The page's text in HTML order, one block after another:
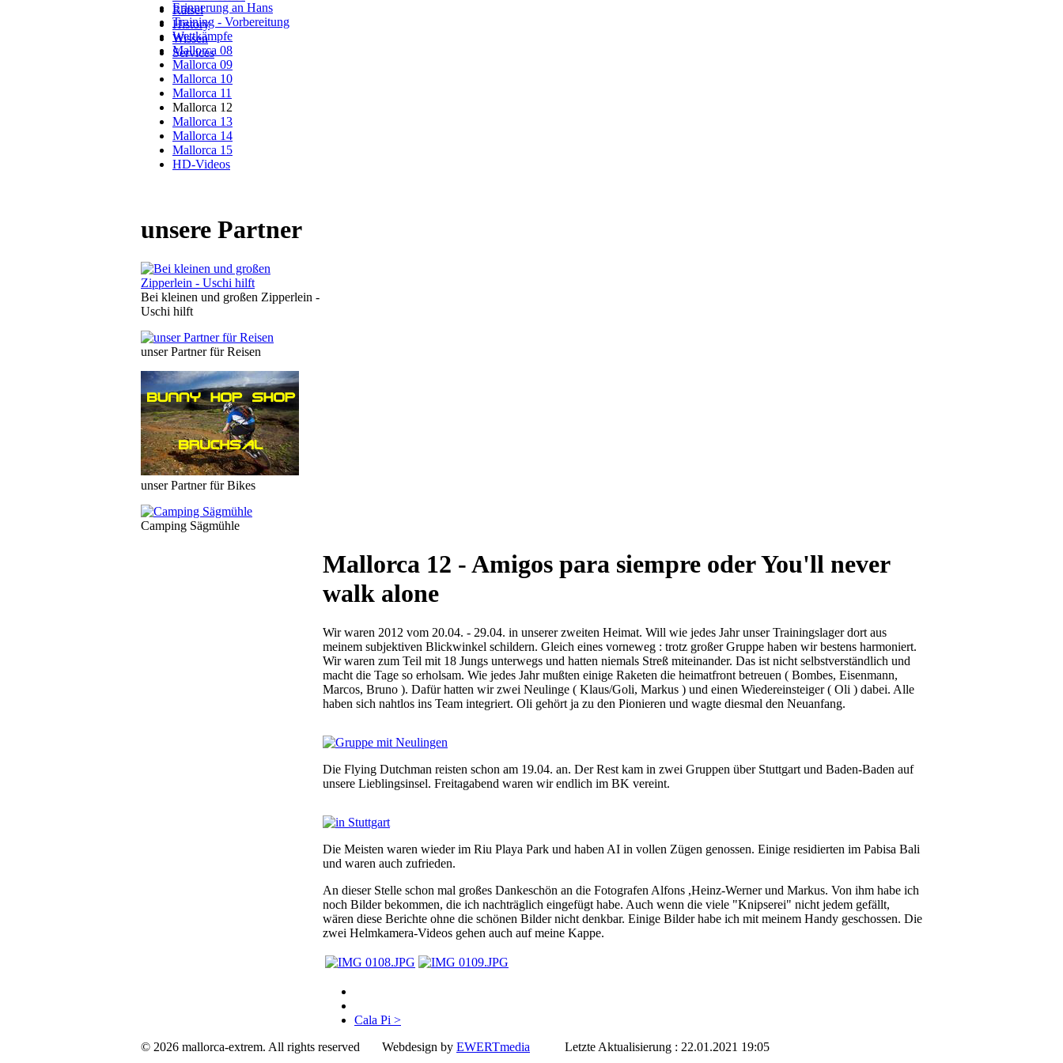
Rätsel
History
Wissen
Services
Erinnerung an Hans
Training - Vorbereitung
Wettkämpfe
Mallorca 08
Mallorca 09
Mallorca 10
Mallorca 11
Mallorca 12
Mallorca 13
Mallorca 14
Mallorca 15
HD-Videos
unsere Partner
Bei kleinen und großen Zipperlein -
Uschi hilft
unser Partner für Reisen
unser Partner für Bikes
Camping Sägmühle
Mallorca 12 - Amigos para siempre oder You'll never
walk alone
Wir waren 2012 vom 20.04. - 29.04. in unserer zweiten Heimat. Will wie jedes Jahr unser Trainingslager dort aus
meinem subjektiven Blickwinkel schildern. Gleich eines vorneweg : trotz großer Gruppe haben wir bestens harmoniert.
Wir waren zum Teil mit 18 Jungs unterwegs und hatten niemals Streß miteinander. Das ist nicht selbstverständlich und
macht die Tage so erholsam. Wie jedes Jahr mußten einige Raketen die heimatfront betreuen ( Bombes, Eisenmann,
Marcos, Bruno ). Dafür hatten wir zwei Neulinge ( Klaus/Goli, Markus ) und einen Wiedereinsteiger ( Oli ) dabei. Alle
haben sich nahtlos ins Team integriert. Oli gehört ja zu den Pionieren und wagte diesmal den Neuanfang.
Die Flying Dutchman reisten schon am 19.04. an. Der Rest kam in zwei Gruppen über Stuttgart und Baden-Baden auf
unsere Lieblingsinsel. Freitagabend waren wir endlich im BK vereint.
Die Meisten waren wieder im Riu Playa Park und haben AI in vollen Zügen genossen. Einige residierten im Pabisa Bali
und waren auch zufrieden.
An dieser Stelle schon mal großes Dankeschön an die Fotografen Alfons ,Heinz-Werner und Markus. Von ihm habe ich
noch Bilder bekommen, die ich nachträglich eingefügt habe. Auch wenn die viele "Knipserei" nicht jedem gefällt,
wären diese Berichte ohne die schönen Bilder nicht denkbar. Einige Bilder habe ich mit meinem Handy geschossen. Die
zwei Helmkamera-Videos gehen auch auf meine Kappe.
Cala Pi >
© 2026 mallorca-extrem. All rights reserved Webdesign by EWERTmedia Letzte Aktualisierung : 22.01.2021 19:05